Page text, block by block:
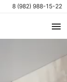
8 (982) 988-15-22